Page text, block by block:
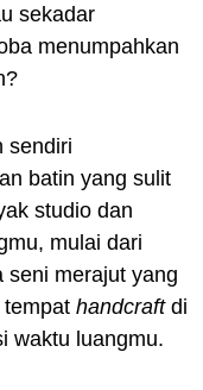
sekadar
menumpahkan
sendiri
batin yang sulit
studio dan
mulai dari
seni merajut yang
handcraftdi
waktu luangmu.